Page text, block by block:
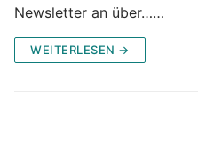
Newsletter an über……
WEITERLESEN →